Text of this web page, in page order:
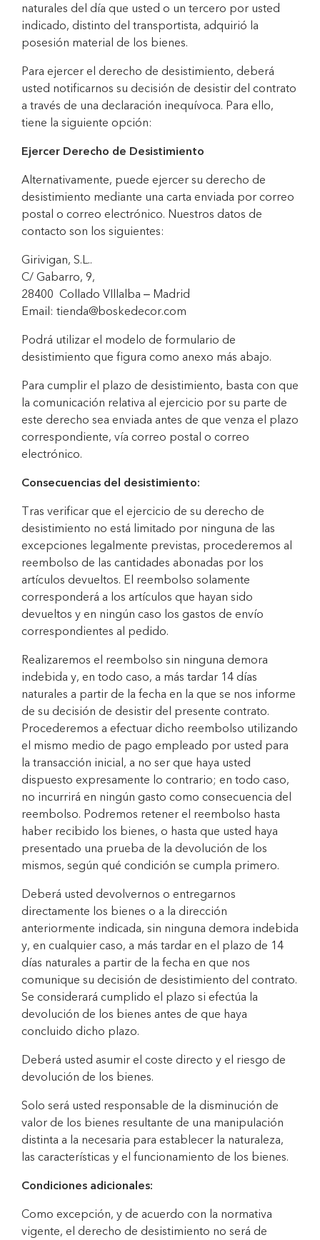
naturales del día que usted o un tercero por usted
indicado, distinto del transportista, adquirió la
posesión material de los bienes.
Para ejercer el derecho de desistimiento, deberá
usted notificarnos su decisión de desistir del contrato
a través de una declaración inequívoca. Para ello,
tiene la siguiente opción:
Ejercer Derecho de Desistimiento
Alternativamente, puede ejercer su derecho de
desistimiento mediante una carta enviada por correo
postal o correo electrónico. Nuestros datos de
contacto son los siguientes:
Girivigan, S.L..
C/ Gabarro, 9,
28400 Collado VIllalba – Madrid
Email: tienda@boskedecor.com
Podrá utilizar el modelo de formulario de
desistimiento que figura como anexo más abajo.
Para cumplir el plazo de desistimiento, basta con que
la comunicación relativa al ejercicio por su parte de
este derecho sea enviada antes de que venza el plazo
correspondiente, vía correo postal o correo
electrónico.
Consecuencias del desistimiento:
Tras verificar que el ejercicio de su derecho de
desistimiento no está limitado por ninguna de las
excepciones legalmente previstas, procederemos al
reembolso de las cantidades abonadas por los
artículos devueltos. El reembolso solamente
corresponderá a los artículos que hayan sido
devueltos y en ningún caso los gastos de envío
correspondientes al pedido.
Realizaremos el reembolso sin ninguna demora
indebida y, en todo caso, a más tardar 14 días
naturales a partir de la fecha en la que se nos informe
de su decisión de desistir del presente contrato.
Procederemos a efectuar dicho reembolso utilizando
el mismo medio de pago empleado por usted para
la transacción inicial, a no ser que haya usted
dispuesto expresamente lo contrario; en todo caso,
no incurrirá en ningún gasto como consecuencia del
reembolso. Podremos retener el reembolso hasta
haber recibido los bienes, o hasta que usted haya
presentado una prueba de la devolución de los
mismos, según qué condición se cumpla primero.
Deberá usted devolvernos o entregarnos
directamente los bienes o a la dirección
anteriormente indicada, sin ninguna demora indebida
y, en cualquier caso, a más tardar en el plazo de 14
días naturales a partir de la fecha en que nos
comunique su decisión de desistimiento del contrato.
Se considerará cumplido el plazo si efectúa la
devolución de los bienes antes de que haya
concluido dicho plazo.
Deberá usted asumir el coste directo y el riesgo de
devolución de los bienes.
Solo será usted responsable de la disminución de
valor de los bienes resultante de una manipulación
distinta a la necesaria para establecer la naturaleza,
las características y el funcionamiento de los bienes.
Condiciones adicionales:
Como excepción, y de acuerdo con la normativa
vigente, el derecho de desistimiento no será de